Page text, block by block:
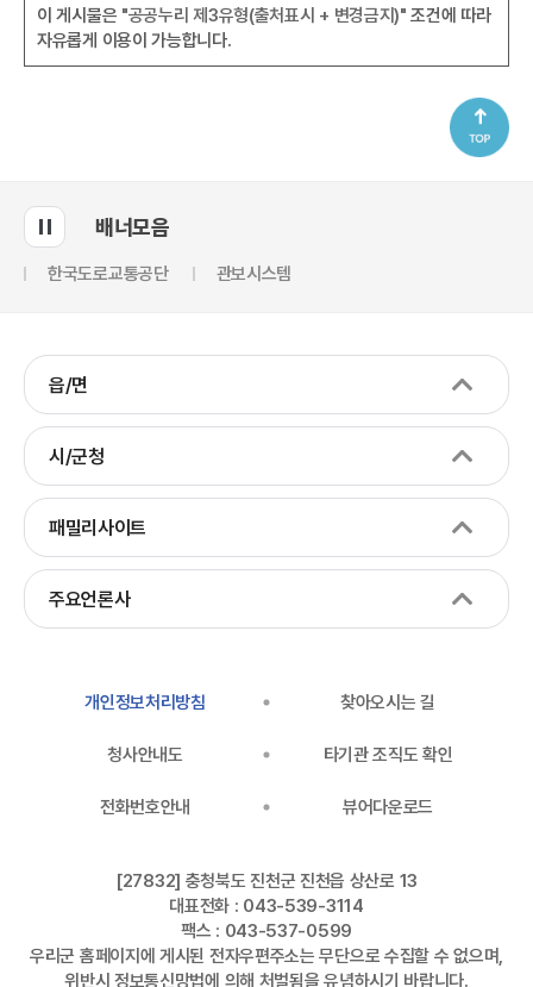
이 게시물은 "공공누리 제3유형(출처표시 + 변경금지)" 조건에 따라
자유롭게 이용이 가능합니다.
배너모음
한국도로교통공단 관보시스템
읍/면
시/군청
패밀리사이트
주요언론사
개인정보처리방침 찾아오시는 길
청사안내도 타기관 조직도 확인
전화번호안내 뷰어다운로드
[27832] 충청북도 진천군 진천읍 상산로 13
대표전화 : 043-539-3114
팩스 : 043-537-0599
우리군 홈페이지에 게시된 전자우편주소는 무단으로 수집할 수 없으며,
위반시 정보통신망법에 의해 처벌됨을 유념하시기 바랍니다.